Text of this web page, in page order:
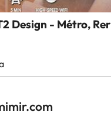
Design - Métro, Rer